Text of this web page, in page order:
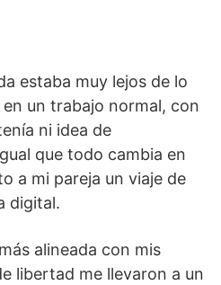
estaba muy lejos de lo
un trabajo normal, con
ni idea de
que todo cambia en
a mi pareja un viaje de
digital.
alineada con mis
libertad me llevaron a un